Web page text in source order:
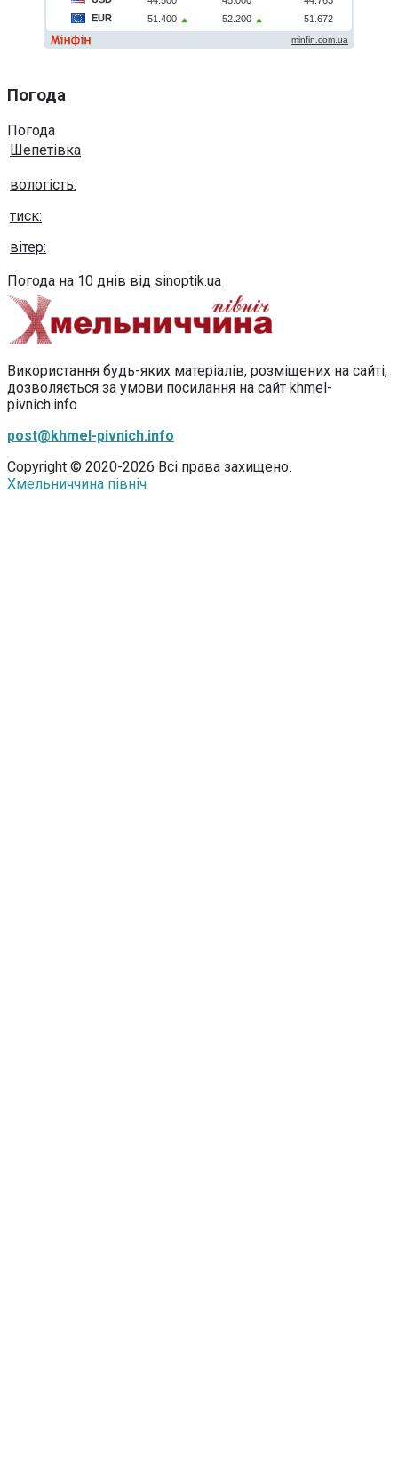
Погода
Погода
Шепетівка
вологість:
тиск:
вітер:
Погода на 10 днів від sinoptik.ua
Використання будь-яких матеріалів, розміщених на сайті,
дозволяється за умови посилання на сайт khmel-
pivnich.info
post@khmel-pivnich.info
Copyright © 2020-2026 Всі права захищено.
Хмельниччина північ